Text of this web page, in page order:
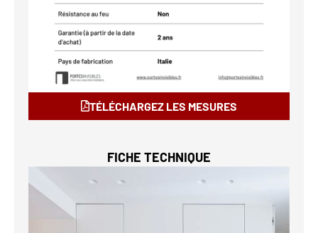
TÉLÉCHARGEZ LES MESURES
FICHE TECHNIQUE